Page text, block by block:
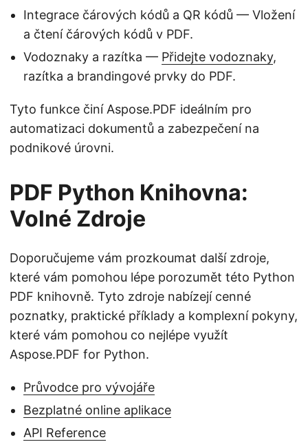
Integrace čárových kódů a QR kódů — Vložení
a čtení čárových kódů v PDF.
Vodoznaky a razítka — Přidejte vodoznaky,
razítka a brandingové prvky do PDF.
Tyto funkce činí Aspose.PDF ideálním pro
automatizaci dokumentů a zabezpečení na
podnikové úrovni.
PDF Python Knihovna:
Volné Zdroje
Doporučujeme vám prozkoumat další zdroje,
které vám pomohou lépe porozumět této Python
PDF knihovně. Tyto zdroje nabízejí cenné
poznatky, praktické příklady a komplexní pokyny,
které vám pomohou co nejlépe využít
Aspose.PDF for Python.
Průvodce pro vývojáře
Bezplatné online aplikace
API Reference